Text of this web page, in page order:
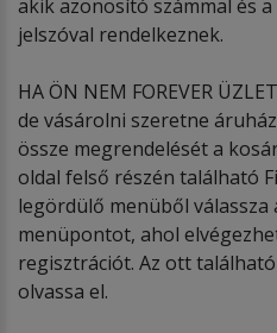
akik azonosító számmal és
jelszóval rendelkeznek.
HA ÖN NEM FOREVER
de vásárolni szeretne
össze megrendelését a
oldal felső részén található
legördülő menüből válassza
menüpontot, ahol
regisztrációt. Az ott
olvassa el.